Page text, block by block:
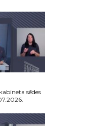
sēdes